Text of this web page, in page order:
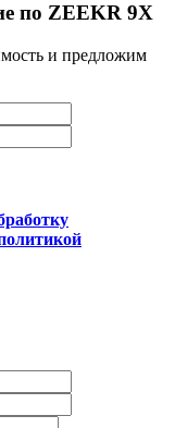
по ZEEKR 9X
и предложим